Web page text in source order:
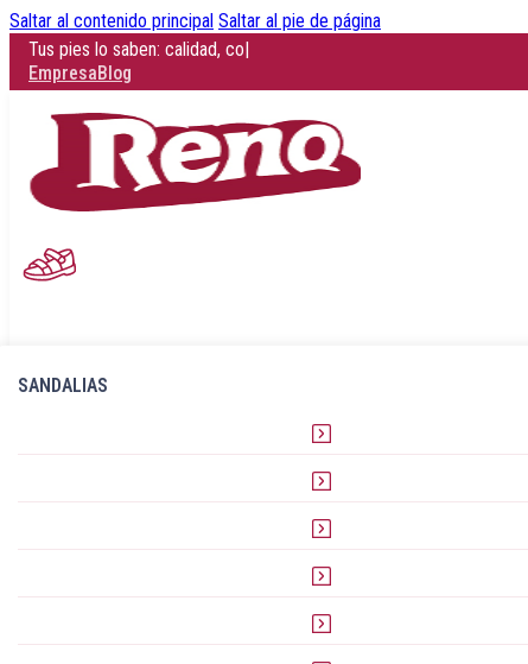
Saltar al contenido principal Saltar al pie de página
Esta primaver|
EmpresaBlog
SANDALIAS